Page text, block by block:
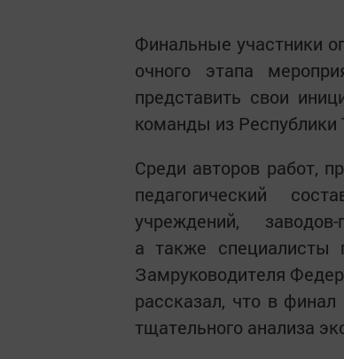
Финальные участники
очного этапа
представить свои
команды из Республики
Среди авторов работ,
педагогический
учреждений,
а также специалисты
Замруководителя
рассказал, что в
тщательного анализа